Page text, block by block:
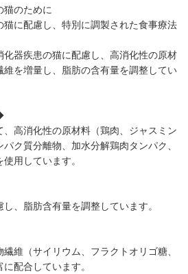
猫のために
に配慮し、特別に調製された食事療法
器疾患の猫に配慮し、高消化性の原材
を増量し、脂肪の含有量を調整してい
高消化性の原材料（鶏肉、ジャスミン
ク質分離物、加水分解鶏肉タンパク、
用しています。
、脂肪含有量を調整しています。
維（サイリウム、フラクトオリゴ糖、
配合しています。